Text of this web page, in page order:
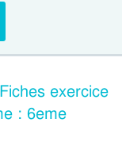
exercice
: 6eme